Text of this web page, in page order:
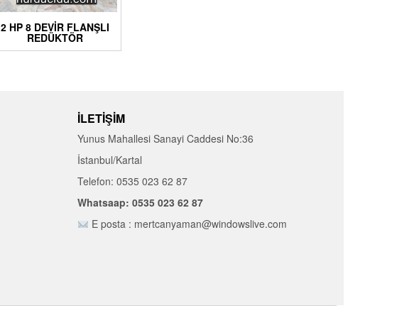
2 HP 8 DEVIR FLANŞLI
REDÜKTÖR
İLETIŞIM
Yunus Mahallesi Sanayi Caddesi No:36
İstanbul/Kartal
Telefon: 0535 023 62 87
Whatsaap: 0535 023 62 87
E posta : mertcanyaman@windowslive.com